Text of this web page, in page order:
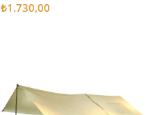
₺1.730,00